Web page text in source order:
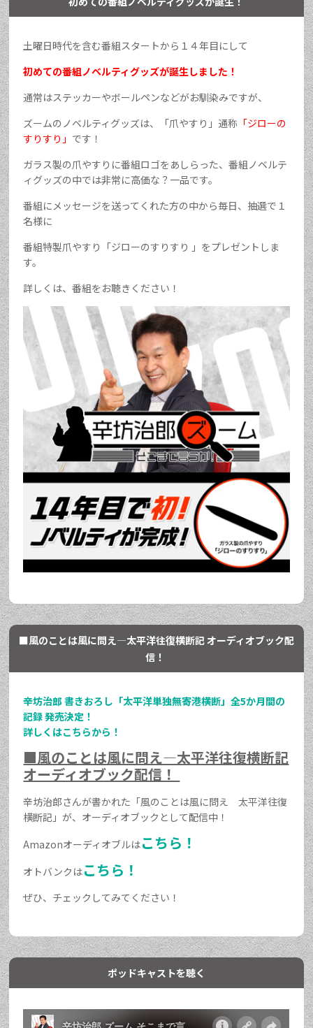
土曜日時代を含む番組スタートから１４年目にして
初めての番組ノベルティグッズが誕生しました！
通常はステッカーやボールペンなどがお馴染みですが、
ズームのノベルティグッズは、「爪やすり」通称 「ジローの
すりすり」 です！
ガラス製の爪やすりに番組ロゴをあしらった、番組ノベルテ
ィグッズの中では非常に高価な？一品です。
番組にメッセージを送ってくれた方の中から毎日、抽選で１
名様に
番組特製爪やすり「ジローのすりすり 」をプレゼントしま
す。
詳しくは、番組をお聴きください！
■風のことは風に問え―太平洋往復横断記 オーディオブック配
信！
辛坊治郎 書きおろし「太平洋単独無寄港横断」全5か月間の
記録 発売決定！
詳しくはこちらから！
■風のことは風に問え―太平洋往復横断記
オーディオブック配信！
辛坊治郎さんが書かれた「風のことは風に問え 太平洋往復
横断記」が、オーディオブックとして配信中！
Amazonオーディオブルはこちら！
オトバンクはこちら！
ぜひ、チェックしてみてください！
ポッドキャストを聴く